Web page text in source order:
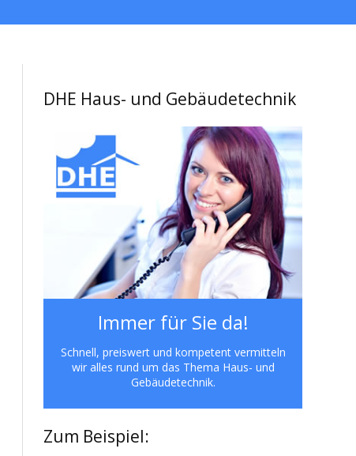
DHE Haus- und Gebäudetechnik
Immer für Sie da!
Schnell, preiswert und kompetent vermitteln
wir alles rund um das Thema Haus- und
Gebäudetechnik.
Zum Beispiel: